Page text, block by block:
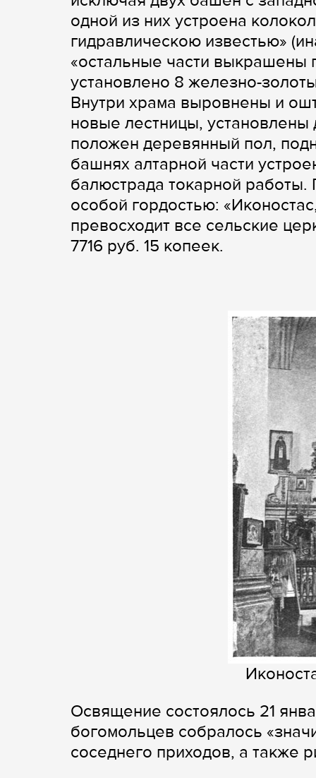
одной из них устроена
гидравлическою известью»
«остальные части
установлено 8 железно-
Внутри храма выровнены и
новые лестницы,
положен деревянный пол,
башнях алтарной части
балюстрада токарной
особой гордостью:
превосходит все сельские
7716 руб. 15 копеек.
Освящение состоялось 21
богомольцев собралось
соседнего приходов, а также